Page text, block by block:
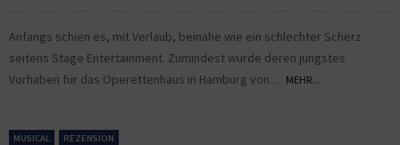
Anfangs schien es, mit Verlaub, beinahe wie ein schlechter Scherz
seitens Stage Entertainment. Zumindest wurde deren jüngstes
Vorhaben für das Operettenhaus in Hamburg von...
MEHR...
MUSICAL REZENSION